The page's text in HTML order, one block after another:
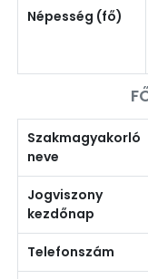
Népesség (fő)
Szakmagyakorló
neve
Jogviszony
kezdőnap
Telefonszám